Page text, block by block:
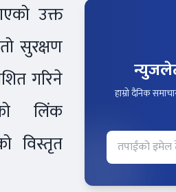
उक्त
सुरक्षण
गरिने
लिंक
विस्तृत
हाम्रो दैनिक